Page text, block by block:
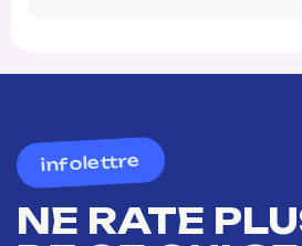
infolettre
NE RATE